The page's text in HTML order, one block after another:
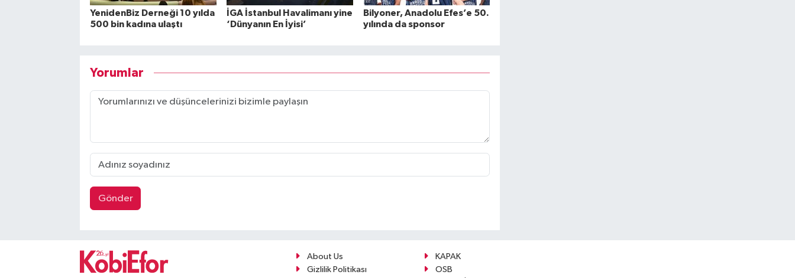
YenidenBiz Derneği 10 yılda
500 bin kadına ulaştı
İGA İstanbul Havalimanı yine
‘Dünyanın En İyisi’
Bilyoner, Anadolu Efes’e 50.
yılında da sponsor
Yorumlar
Gönder
About Us
KAPAK
Gizlilik Politikası
OSB